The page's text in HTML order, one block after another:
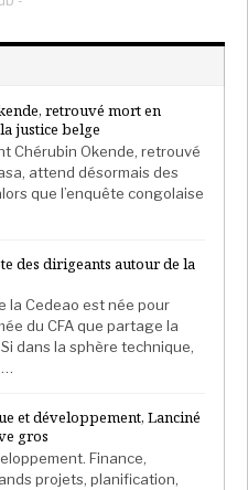
cessent de réclamer
soudanais,
York pour rencontrer
que l’on connaisse les
Bouvard, directrice de
au Soudan, au micro
le moment, aucune ONG,
retrouvé mort en
justice belge
Chérubin Okende, retrouvé
attend désormais des
que l’enquête congolaise
des dirigeants autour de la
la Cedeao est née pour
du CFA que partage la
dans la sphère technique,
et développement, Lanciné
gros
Finance,
projets, planification,